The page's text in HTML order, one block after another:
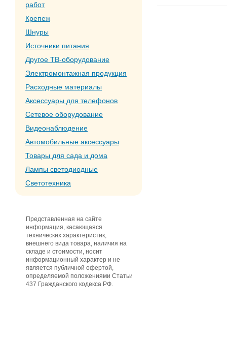
работ
Крепеж
Шнуры
Источники питания
Другое ТВ-оборудование
Электромонтажная продукция
Расходные материалы
Аксессуары для телефонов
Сетевое оборудование
Видеонаблюдение
Автомобильные аксессуары
Товары для сада и дома
Лампы светодиодные
Светотехника
Представленная на сайте
информация, касающаяся
технических характеристик,
внешнего вида товара, наличия на
складе и стоимости, носит
информационный характер и не
является публичной офертой,
определяемой положениями Статьи
437 Гражданского кодекса РФ.